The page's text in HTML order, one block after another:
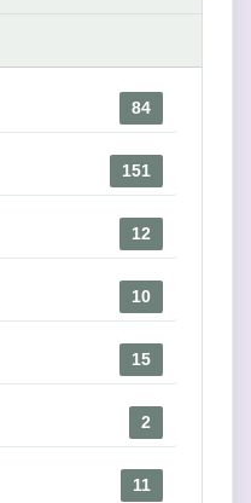
84
151
12
10
15
2
11